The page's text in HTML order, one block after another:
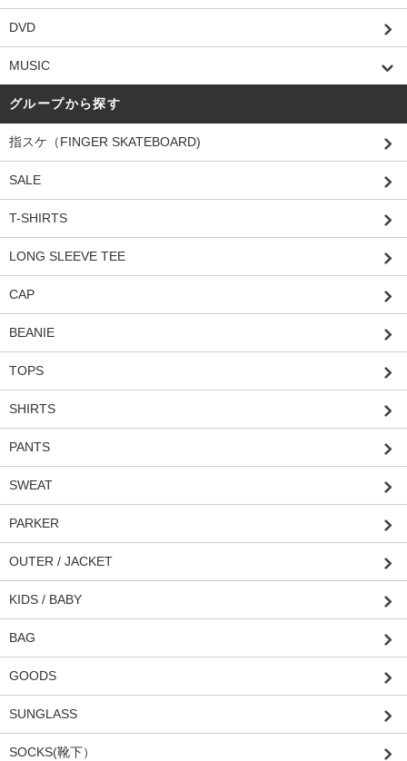
DVD
MUSIC
グループから探す
指スケ（FINGER SKATEBOARD)
SALE
T-SHIRTS
LONG SLEEVE TEE
CAP
BEANIE
TOPS
SHIRTS
PANTS
SWEAT
PARKER
OUTER / JACKET
KIDS / BABY
BAG
GOODS
SUNGLASS
SOCKS(靴下）